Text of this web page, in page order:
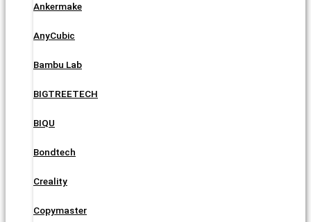
Ankermake
AnyCubic
Bambu Lab
BIGTREETECH
BIQU
Bondtech
Creality
Copymaster